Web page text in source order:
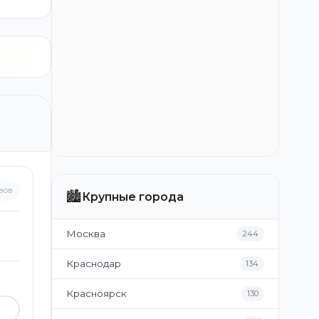
🏙️Крупные города
Москва 244
Краснодар 134
Красноярск 130